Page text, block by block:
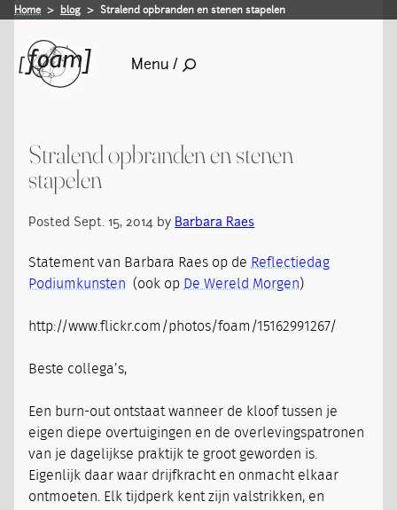
Home blog Stralend opbranden en stenen stapelen
Menu /
Stralend opbranden en stenen
stapelen
Posted Sept. 15, 2014 by Barbara Raes
Statement van Barbara Raes op de Reflectiedag
Podiumkunsten (ook op De Wereld Morgen)
http://www.flickr.com/photos/foam/15162991267/
Beste collega’s,
Een burn-out ontstaat wanneer de kloof tussen je
eigen diepe overtuigingen en de overlevingspatronen
van je dagelijkse praktijk te groot geworden is.
Eigenlijk daar waar drijfkracht en onmacht elkaar
ontmoeten. Elk tijdperk kent zijn valstrikken, en